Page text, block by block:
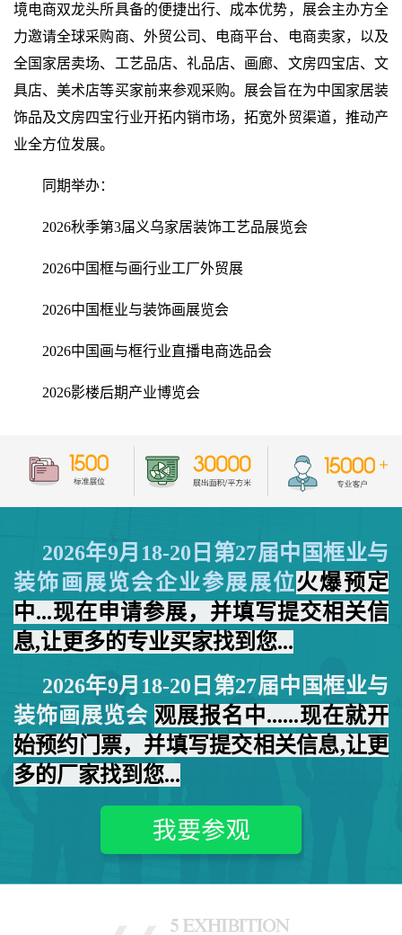
境电商双龙头所具备的便捷出行、成本优势，展会主办方全
力邀请全球采购商、外贸公司、电商平台、电商卖家，以及
全国家居卖场、工艺品店、礼品店、画廊、文房四宝店、文
具店、美术店等买家前来参观采购。展会旨在为中国家居装
饰品及文房四宝行业开拓内销市场，拓宽外贸渠道，推动产
业全方位发展。
同期举办：
2026秋季第3届义乌家居装饰工艺品展览会
2026中国框与画行业工厂外贸展
2026中国框业与装饰画展览会
2026中国画与框行业直播电商选品会
2026影楼后期产业博览会
2026年9月18-20日第27届中国框业与
装饰画展览会企业参展展位火爆预定
中...现在申请参展，并填写提交相关信
息,让更多的专业买家找到您...
2026年9月18-20日 第27届中国框业与
装饰画展览会 观展报名中......现在就开
始预约门票，并填写提交相关信息,让更
多的厂家找到您...